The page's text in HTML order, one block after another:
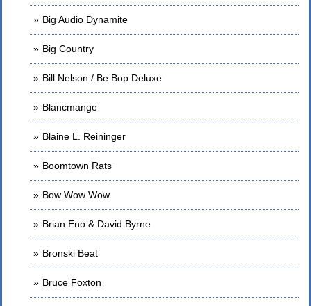
Big Audio Dynamite
Big Country
Bill Nelson / Be Bop Deluxe
Blancmange
Blaine L. Reininger
Boomtown Rats
Bow Wow Wow
Brian Eno & David Byrne
Bronski Beat
Bruce Foxton